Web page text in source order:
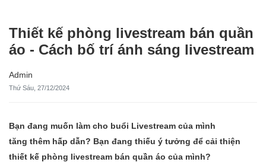
Thiết kế phòng livestream bán quần
áo - Cách bố trí ánh sáng livestream
Admin
Thứ Sáu, 27/12/2024
Bạn đang muốn làm cho buổi Livestream của mình
tăng thêm hấp dẫn? Bạn đang thiếu ý tưởng để cải thiện
thiết kế phòng livestream bán quần áo của mình?